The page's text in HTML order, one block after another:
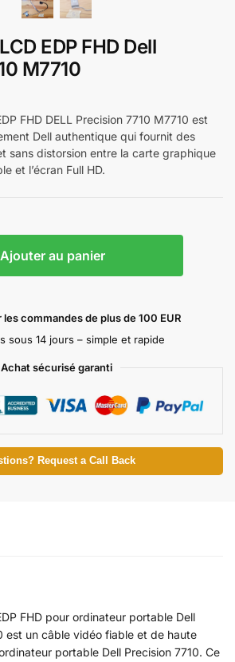
EDP FHD Dell
M7710
FHD DELL Precision 7710 M7710 est
Dell authentique qui fournit des
sans distorsion entre la carte graphique
et l’écran Full HD.
Ajouter au panier
commandes de plus de 100 EUR
sous 14 jours – simple et rapide
Achat sécurisé garanti
Request a Call Back
FHD pour ordinateur portable Dell
est un câble vidéo fiable et de haute
portable Dell Precision 7710. Ce